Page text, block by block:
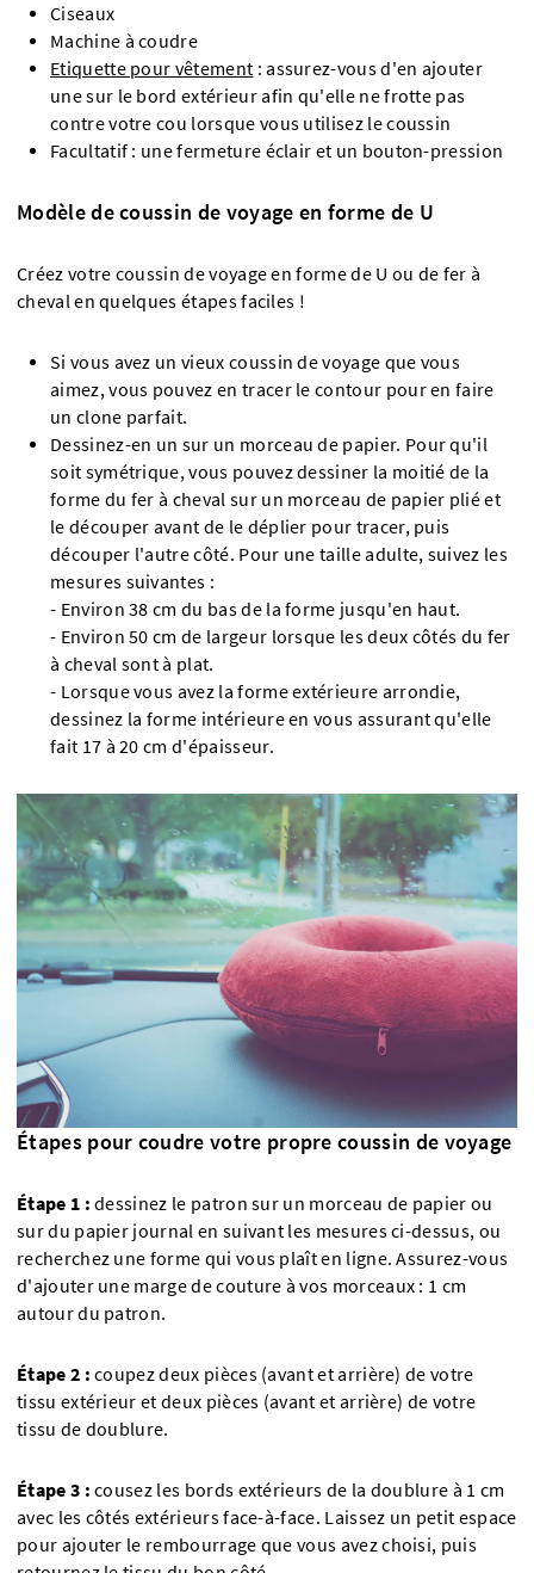
Ciseaux
Machine à coudre
Etiquette pour vêtement : assurez-vous d'en ajouter
une sur le bord extérieur afin qu'elle ne frotte pas
contre votre cou lorsque vous utilisez le coussin
Facultatif : une fermeture éclair et un bouton-pression
Modèle de coussin de voyage en forme de U
Créez votre coussin de voyage en forme de U ou de fer à
cheval en quelques étapes faciles !
Si vous avez un vieux coussin de voyage que vous
aimez, vous pouvez en tracer le contour pour en faire
un clone parfait.
Dessinez-en un sur un morceau de papier. Pour qu'il
soit symétrique, vous pouvez dessiner la moitié de la
forme du fer à cheval sur un morceau de papier plié et
le découper avant de le déplier pour tracer, puis
découper l'autre côté. Pour une taille adulte, suivez les
mesures suivantes :
- Environ 38 cm du bas de la forme jusqu'en haut.
- Environ 50 cm de largeur lorsque les deux côtés du fer
à cheval sont à plat.
- Lorsque vous avez la forme extérieure arrondie,
dessinez la forme intérieure en vous assurant qu'elle
fait 17 à 20 cm d'épaisseur.
Étapes pour coudre votre propre coussin de voyage
Étape 1 : dessinez le patron sur un morceau de papier ou
sur du papier journal en suivant les mesures ci-dessus, ou
recherchez une forme qui vous plaît en ligne. Assurez-vous
d'ajouter une marge de couture à vos morceaux : 1 cm
autour du patron.
Étape 2 :coupez deux pièces (avant et arrière) de votre
tissu extérieur et deux pièces (avant et arrière) de votre
tissu de doublure.
Étape 3 : cousez les bords extérieurs de la doublure à 1 cm
avec les côtés extérieurs face-à-face. Laissez un petit espace
pour ajouter le rembourrage que vous avez choisi, puis